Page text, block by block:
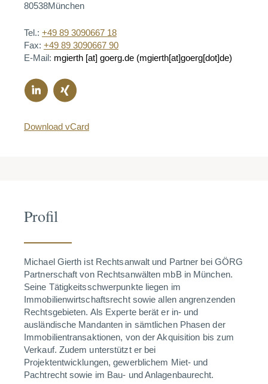
80538München
Tel.: +49 89 3090667 18
Fax: +49 89 3090667 90
E-Mail: mgierth [at] goerg.de (mgierth[at]goerg[dot]de)
Download vCard
Profil
Michael Gierth ist Rechtsanwalt und Partner bei GÖRG
Partnerschaft von Rechtsanwälten mbB in München.
Seine Tätigkeitsschwerpunkte liegen im
Immobilienwirtschaftsrecht sowie allen angrenzenden
Rechtsgebieten. Als Experte berät er in- und
ausländische Mandanten in sämtlichen Phasen der
Immobilientransaktionen, von der Akquisition bis zum
Verkauf. Zudem unterstützt er bei
Projektentwicklungen, gewerblichem Miet- und
Pachtrecht sowie im Bau- und Anlagenbaurecht.